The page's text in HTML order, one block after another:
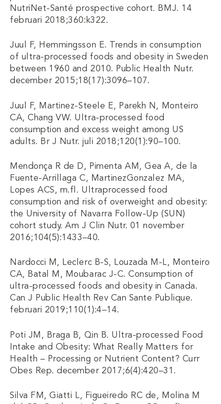
NutriNet-Santé prospective cohort. BMJ. 14
februari 2018;360:k322.
Juul F, Hemmingsson E. Trends in consumption
of ultra-processed foods and obesity in Sweden
between 1960 and 2010. Public Health Nutr.
december 2015;18(17):3096–107.
Juul F, Martinez-Steele E, Parekh N, Monteiro
CA, Chang VW. Ultra-processed food
consumption and excess weight among US
adults. Br J Nutr. juli 2018;120(1):90–100.
Mendonça R de D, Pimenta AM, Gea A, de la
Fuente-Arrillaga C, MartinezGonzalez MA,
Lopes ACS, m.fl. Ultraprocessed food
consumption and risk of overweight and obesity:
the University of Navarra Follow-Up (SUN)
cohort study. Am J Clin Nutr. 01 november
2016;104(5):1433–40.
Nardocci M, Leclerc B-S, Louzada M-L, Monteiro
CA, Batal M, Moubarac J-C. Consumption of
ultra-processed foods and obesity in Canada.
Can J Public Health Rev Can Sante Publique.
februari 2019;110(1):4–14.
Poti JM, Braga B, Qin B. Ultra-processed Food
Intake and Obesity: What Really Matters for
Health – Processing or Nutrient Content? Curr
Obes Rep. december 2017;6(4):420–31.
Silva FM, Giatti L, Figueiredo RC de, Molina M